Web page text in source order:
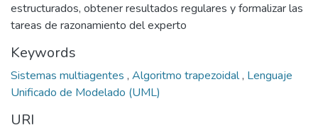
estructurados, obtener resultados regulares y formalizar las
tareas de razonamiento del experto
Keywords
Sistemas multiagentes , Algoritmo trapezoidal, Lenguaje
Unificado de Modelado (UML)
URI